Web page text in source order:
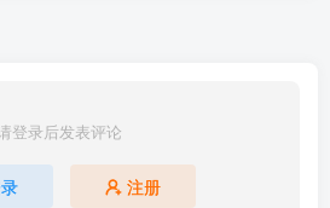
登录后发表评论
注册